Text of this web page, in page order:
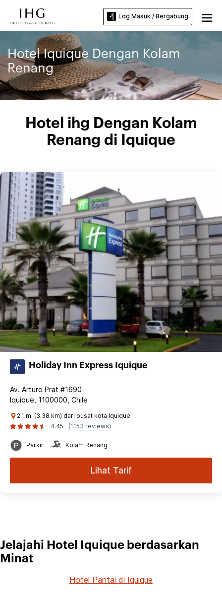
Log Masuk / Bergabung
Hotel Iquique Dengan Kolam
Renang
Hotel ihg Dengan Kolam
Renang di Iquique
Holiday Inn Express Iquique
Av. Arturo Prat #1690
Iquique, 1100000, Chile
2.1 mi (3.38 km) dari pusat kota Iquique
4.45
(1153 reviews)
Parkir Kolam Renang
Lihat Tarif
Jelajahi Hotel Iquique berdasarkan
Minat
Hotel Pantai di Iquique